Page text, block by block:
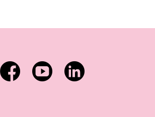
FacebookYouTube LinkedIn